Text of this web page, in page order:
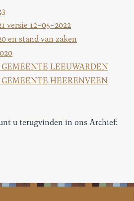
versie 12-05-2022
en stand van zaken
LEEUWARDEN
HEERENVEEN
u terugvinden in ons Archief: